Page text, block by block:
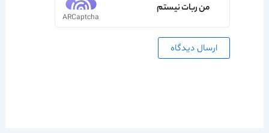
من ربات نیستم
ARCaptcha